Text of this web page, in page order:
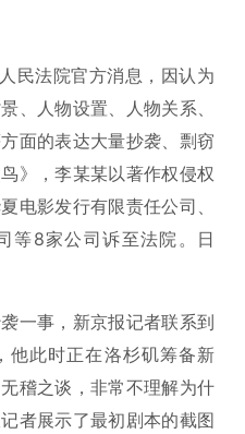
民法院官方消息，因认为
、人物设置、人物关系、
面的表达大量抄袭、剽窃
》，李某某以著作权侵权
电影发行有限责任公司、
等8家公司诉至法院。日
一事，新京报记者联系到
他此时正在洛杉矶筹备新
稽之谈，非常不理解为什
者展示了最初剧本的截图